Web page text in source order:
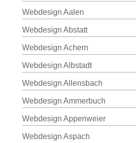
Webdesign Aalen
Webdesign Abstatt
Webdesign Achern
Webdesign Albstadt
Webdesign Allensbach
Webdesign Ammerbuch
Webdesign Appenweier
Webdesign Aspach